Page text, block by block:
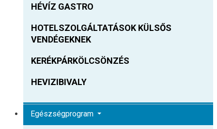
HÉVÍZ GASTRO
HOTELSZOLGÁLTATÁSOK KÜLSŐS
VENDÉGEKNEK
KERÉKPÁRKÖLCSÖNZÉS
HEVIZIBIVALY
Egészségprogram